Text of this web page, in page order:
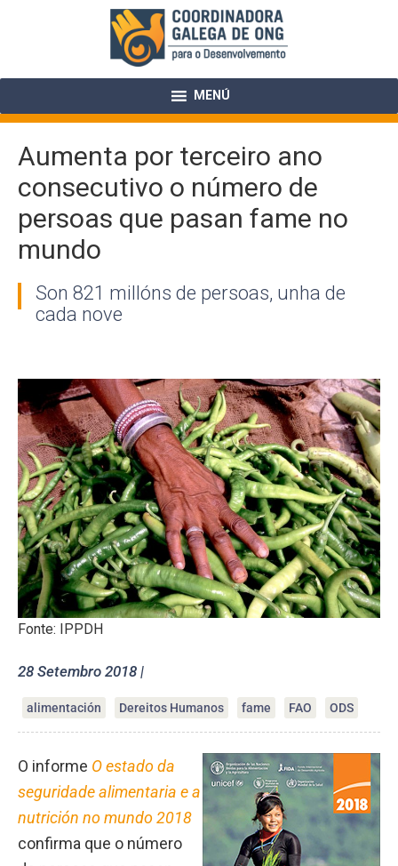
MENÚ
Aumenta por terceiro ano
consecutivo o número de
persoas que pasan fame no
mundo
Son 821 millóns de persoas, unha de
cada nove
Fonte: IPPDH
28 Setembro 2018 |
alimentación Dereitos Humanos fame FAO ODS
O informe O estado da
seguridade alimentaria e a
nutrición no mundo 2018
confirma que o número